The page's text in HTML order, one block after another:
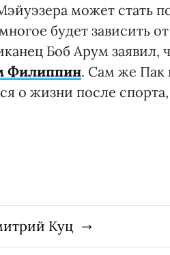
может стать
будет зависить
Боб Арум заявил,
Филиппин. Сам же Пак
о жизни после
Куц